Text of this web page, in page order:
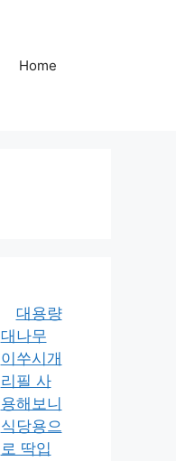
Home
대용량
대나무
이쑤시개
리필 사
용해보니
식당용으
로 딱입